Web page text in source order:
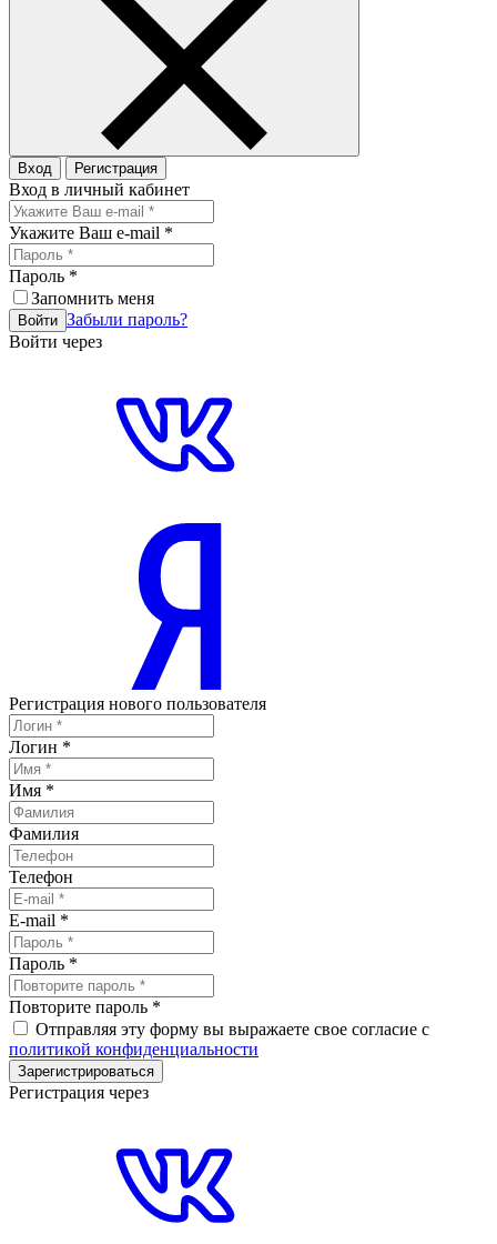
Вход Регистрация
Вход в личный кабинет
Укажите Ваш e-mail *
Пароль *
Запомнить меня
Войти Забыли пароль?
Войти через
Регистрация нового пользователя
Логин *
Имя *
Фамилия
Телефон
E-mail *
Пароль *
Повторите пароль *
Отправляя эту форму вы выражаете свое согласие с
политикой конфиденциальности
Зарегистрироваться
Регистрация через